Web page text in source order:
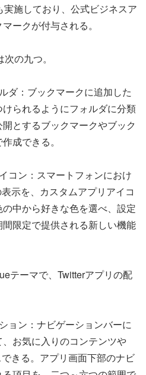
施しており、公式ビジネスア
ークが付与される。
の九つ。
ダ：ブックマークに追加した
られるようにフォルダに分類
とするブックマークやブック
成できる。
コン：スマートフォンにおけ
示を、カスタムアプリアイコ
中から好きな色を選べ、設定
限定で提供される新しい機能
テーマで、Twitterアプリの配
ョン：ナビゲーションバーに
お気に入りのコンテンツや
きる。アプリ画面下部のナビ